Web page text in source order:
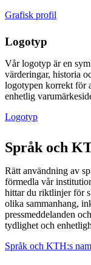
Grafisk profil
Logotyp
Vår logotyp är en
värderingar, historia
logotypen korrekt för
enhetlig
Logotyp
Språk och
Rätt användning av
förmedla vår
hittar du riktlinjer för
olika sammanhang,
pressmeddelanden
tydlighet och
Språk och KTH:s